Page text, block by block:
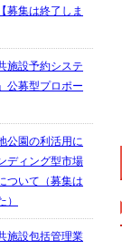
募集は終了しま
施設予約システ
公募型プロポー
公園の利活用に
ディング型市場
ついて（募集は
施設包括管理業